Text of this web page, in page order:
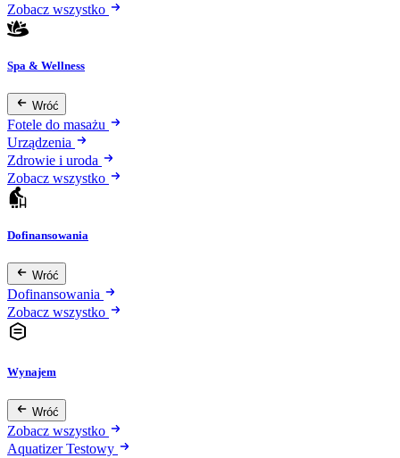
Zobacz wszystko
Spa & Wellness
Wróć
Fotele do masażu
Urządzenia
Zdrowie i uroda
Zobacz wszystko
Dofinansowania
Wróć
Dofinansowania
Zobacz wszystko
Wynajem
Wróć
Zobacz wszystko
Aquatizer Testowy